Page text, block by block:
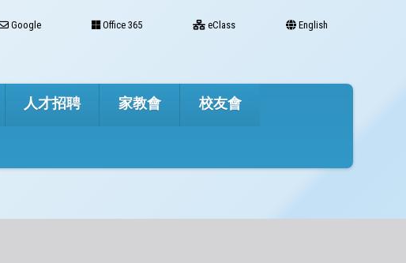
Google Office 365 eClass English
人才招聘 家教會 校友會